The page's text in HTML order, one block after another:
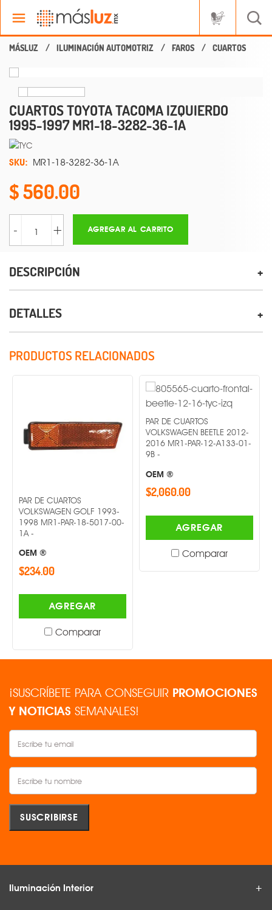
ILUMINACIÓN AUTOMOTRIZ FAROS CUARTOS
CUARTOS TOYOTA TACOMA IZQUIERDO
1995-1997 MR1-18-3282-36-1A
SKU: MR1-18-3282-36-1A
560.00
- + AGREGAR AL CARRITO
DESCRIPCIÓN
DETALLES
PRODUCTOS RELACIONADOS
PAR DE CUARTOS
VOLKSWAGEN GOLF 1993-
1998 MR1-PAR-18-5017-00-
1A -
OEM ®
$234.00
AGREGAR
Comparar
PAR DE CUARTOS
VOLKSWAGEN BEETLE 2012-
2016 MR1-PAR-12-A133-01-
9B -
OEM ®
$2,060.00
AGREGAR
Comparar
¡SUSCRÍBETE PARA CONSEGUIR PROMOCIONES
Y NOTICIAS SEMANALES!
Iluminación Interior